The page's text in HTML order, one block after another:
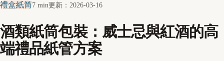
禮盒紙筒7 min更新： 2026-03-16
酒類紙筒包裝：威士忌與紅酒的高
端禮品紙管方案